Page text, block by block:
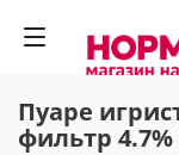
Пуаре
фильтр